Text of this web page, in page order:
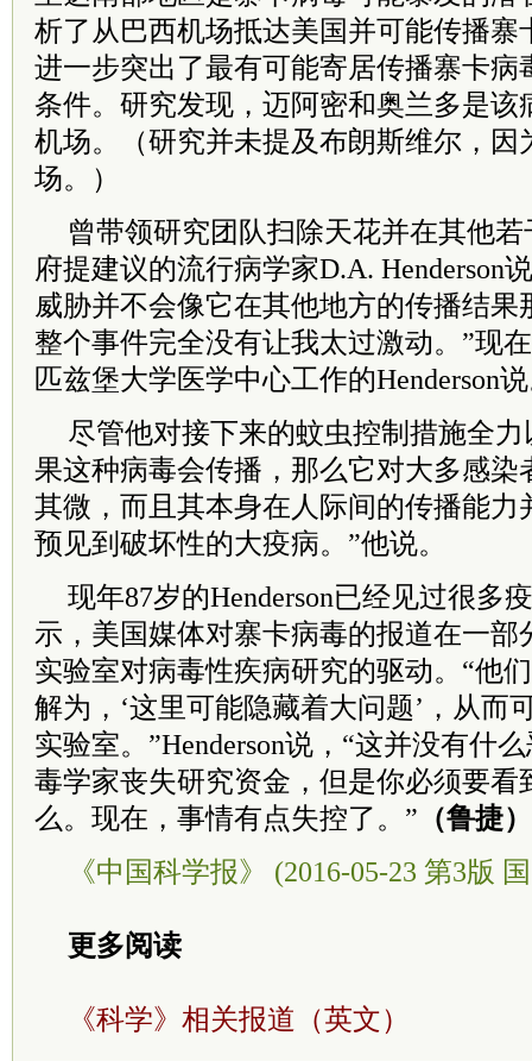
析了从巴西机场抵达美国并可能传播寨
进一步突出了最有可能寄居传播寨卡病
条件。研究发现，迈阿密和奥兰多是该
机场。（研究并未提及布朗斯维尔，因
场。）
曾带领研究团队扫除天花并在其他
府提建议的流行病学家D.A. Henderson
威胁并不会像它在其他地方的传播结果
整个事件完全没有让我太过激动。”现
匹兹堡大学医学中心工作的Henderson
尽管他对接下来的蚊虫控制措施全
果这种病毒会传播，那么它对大多感染
其微，而且其本身在人际间的传播能力
预见到破坏性的大疫病。”他说。
现年87岁的Henderson已经见过很多
示，美国媒体对寨卡病毒的报道在一部
实验室对病毒性疾病研究的驱动。“他
解为，‘这里可能隐藏着大问题’，从而
实验室。”Henderson说，“这并没有什
毒学家丧失研究资金，但是你必须要看
么。现在，事情有点失控了。” （鲁捷）
《中国科学报》 (2016-05-23 第3版
更多阅读
《科学》相关报道（英文）